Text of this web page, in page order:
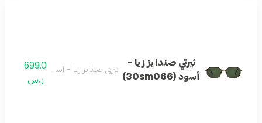
ثيرتي صندايز زيا –
أسود (30sm066)
ثيرتي صندايز زيا – أسود (30sm066)699.0
ر.س